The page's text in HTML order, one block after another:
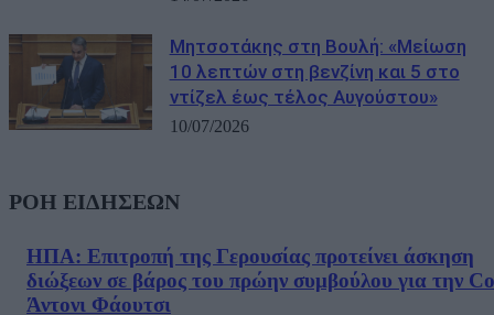
Μητσοτάκης στη Βουλή: «Μείωση
10 λεπτών στη βενζίνη και 5 στο
ντίζελ έως τέλος Αυγούστου»
10/07/2026
ΡΟΗ ΕΙΔΗΣΕΩΝ
ΗΠΑ: Επιτροπή της Γερουσίας προτείνει άσκηση
διώξεων σε βάρος του πρώην συμβούλου για την
Άντονι Φάουτσι